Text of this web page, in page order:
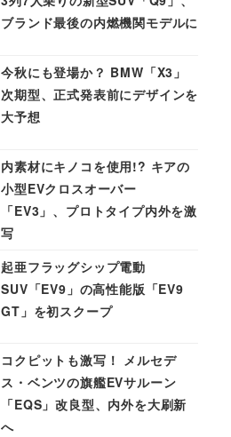
ブランド最後の内燃機関モデルに
今秋にも登場か？ BMW「X3」
次期型、正式発表前にデザインを
大予想
内素材にキノコを使用!? キアの
小型EVクロスオーバー
「EV3」、プロトタイプ内外を激
写
起亜フラッグシップ電動
SUV「EV9」の高性能版「EV9
GT」を初スクープ
コクピットも激写！ メルセデ
ス・ベンツの旗艦EVサルーン
「EQS」改良型、内外を大刷新
へ